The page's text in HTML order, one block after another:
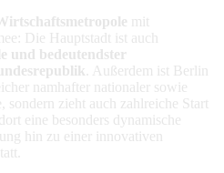
mit
Die Hauptstadt ist auch
und bedeutendster
. Außerdem ist Berlin
namhafter nationaler sowie
sondern zieht auch zahlreiche Start
eine besonders dynamische
hin zu einer innovativen